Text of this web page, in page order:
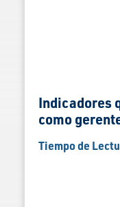
Indicadores
como
Tiempo de